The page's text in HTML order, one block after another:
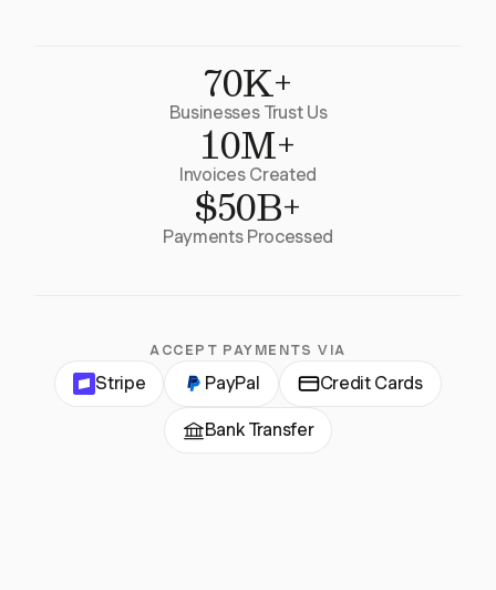
70K+
Businesses Trust Us
10M+
Invoices Created
$50B+
Payments Processed
ACCEPT PAYMENTS VIA
Stripe PayPal Credit Cards
Bank Transfer